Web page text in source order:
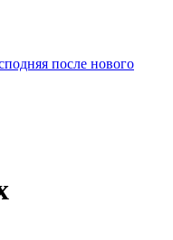
после нового